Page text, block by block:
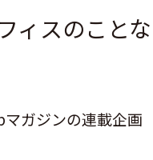
ィスのことな
ガジンの連載企画